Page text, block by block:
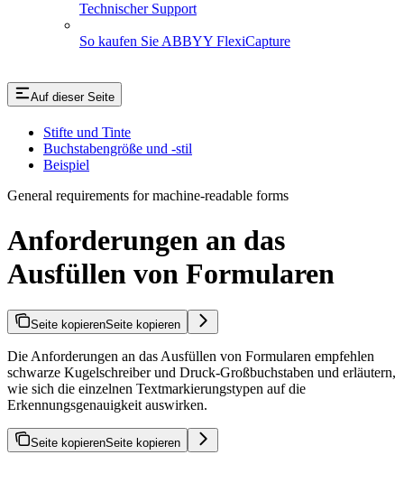
Technischer Support
So kaufen Sie ABBYY FlexiCapture
Auf dieser Seite
Stifte und Tinte
Buchstabengröße und -stil
Beispiel
General requirements for machine-readable forms
Anforderungen an das
Ausfüllen von Formularen
Seite kopierenSeite kopieren
Die Anforderungen an das Ausfüllen von Formularen empfehlen
schwarze Kugelschreiber und Druck-Großbuchstaben und erläutern,
wie sich die einzelnen Textmarkierungstypen auf die
Erkennungsgenauigkeit auswirken.
Seite kopierenSeite kopieren